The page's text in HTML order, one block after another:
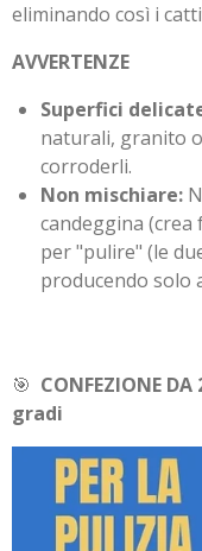
eliminando così i
AVVERTENZE
Superfici
naturali, granito
corroderli.
Non mischiare:
candeggina
per "pulire" (le
producendo solo
🎯 CONFEZIONE
gradi